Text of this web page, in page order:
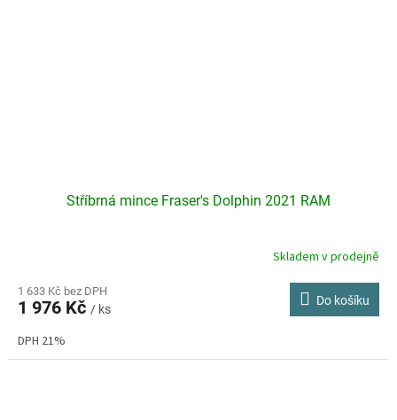
Stříbrná mince Fraser's Dolphin 2021 RAM
produktu
je
z
5
Skladem v prodejně
1 633 Kč bez DPH
1 976 Kč / ks
Do košíku
DPH 21%